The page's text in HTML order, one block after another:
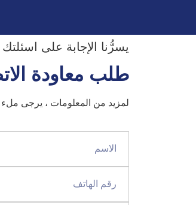
يسرُّنا الإجابة على اسئلتك
طلب معاودة
لمزيد من المعلومات ، يرجى